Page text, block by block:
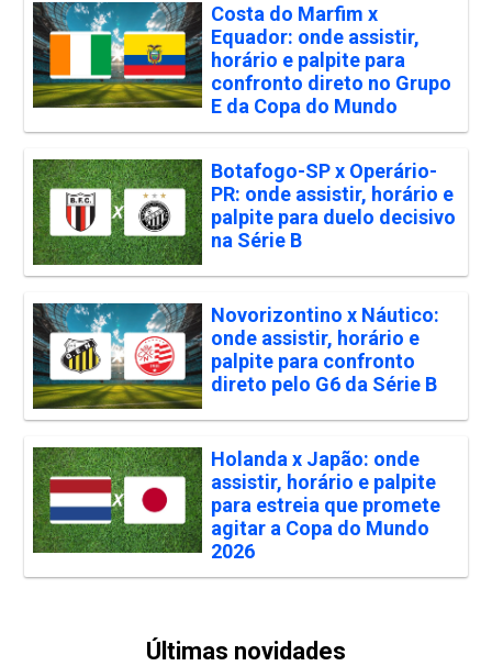
Costa do Marfim x
Equador: onde assistir,
horário e palpite para
confronto direto no Grupo
E da Copa do Mundo
Botafogo-SP x Operário-
PR: onde assistir, horário e
palpite para duelo decisivo
na Série B
Novorizontino x Náutico:
onde assistir, horário e
palpite para confronto
direto pelo G6 da Série B
Holanda x Japão: onde
assistir, horário e palpite
para estreia que promete
agitar a Copa do Mundo
2026
Últimas novidades